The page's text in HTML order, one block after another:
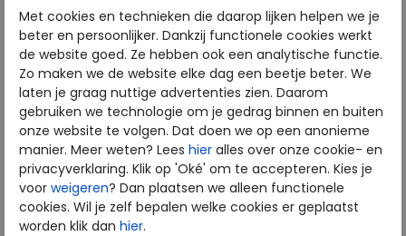
Legero
Bliss blau
wijdte Wijdtemaat H
€ 109,95
€ 65,97
Beschikbare maten
5
Legero
Mira Grau
wijdte Wijdtemaat G
€ 149,95
€ 74,98
Beschikbare maten
8
Met cookies en technieken die daarop lijken helpen we je
beter en persoonlijker. Dankzij functionele cookies werkt
de website goed. Ze hebben ook een analytische functie.
Zo maken we de website elke dag een beetje beter. We
laten je graag nuttige advertenties zien. Daarom
gebruiken we technologie om je gedrag binnen en buiten
onze website te volgen. Dat doen we op een anonieme
manier. Meer weten? Lees hier alles over onze cookie- en
privacyverklaring. Klik op 'Oké' om te accepteren. Kies je
voor weigeren? Dan plaatsen we alleen functionele
cookies. Wil je zelf bepalen welke cookies er geplaatst
worden klik dan hier.